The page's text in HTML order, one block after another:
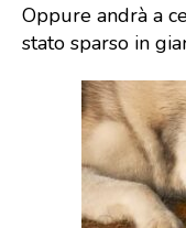
Oppure andrà a
stato sparso in